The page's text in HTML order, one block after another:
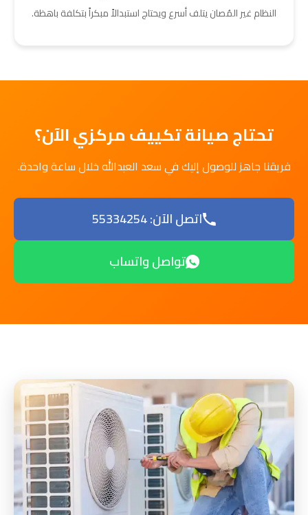
النظام غير المُصان يتلف أسرع ويحتاج استبدالاً مبكراً بتكلفة باهظة.
تحتاج صيانة تكييف مركزي الآن؟
فريقنا جاهز للوصول إليك في سعد العبدالله خلال ساعة واحدة.
اتصل الآن: 55334254
تواصل واتساب